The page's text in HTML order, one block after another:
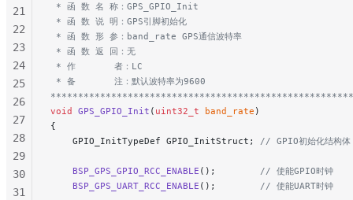
* 函 数 名 称：GPS_GPIO_Init
* 函 数 说 明：GPS引脚初始化
* 函 数 形 参：band_rate GPS通信波特率
* 函 数 返 回：无
* 作       者：LC
* 备       注：默认波特率为9600
void GPS_GPIO_Init ( uint32_t band_rate )
{
    GPIO_InitTypeDef GPIO_InitStruct;
// GPIO初始化结构体
    BSP_GPS_GPIO_RCC_ENABLE
();
        // 使能GPIO时钟
    BSP_GPS_UART_RCC_ENABLE
();
        // 使能UART时钟
21
22
23
24
25
26
27
28
29
30
31